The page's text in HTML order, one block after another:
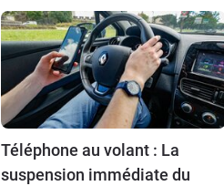
Téléphone au volant : La
suspension immédiate du